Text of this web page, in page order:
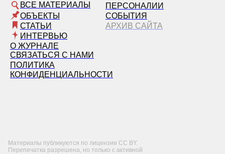
ВСЕ МАТЕРИАЛЫ
ОБЪЕКТЫ
СТАТЬИ
ИНТЕРВЬЮ
ПЕРСОНАЛИИ
СОБЫТИЯ
АРХИВ САЙТА
О ЖУРНАЛЕ
СВЯЗАТЬСЯ С НАМИ
ПОЛИТИКА
КОНФИДЕНЦИАЛЬНОСТИ
Материалы публикуются по лицензии CC BY.
Перепечатка разрешена, но только с активной